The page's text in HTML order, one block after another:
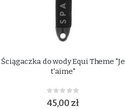
Ściągaczka do wody Equi Theme "Je
t'aime"
Rating:
0%
45,00 zł